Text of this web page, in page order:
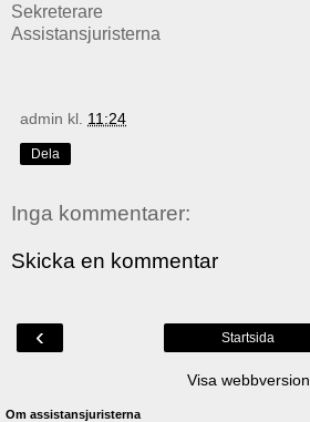
Sekreterare
Assistansjuristerna
admin kl. 11:24
Dela
Inga kommentarer:
Skicka en kommentar
‹ Startsida
Visa webbversion
Om assistansjuristerna